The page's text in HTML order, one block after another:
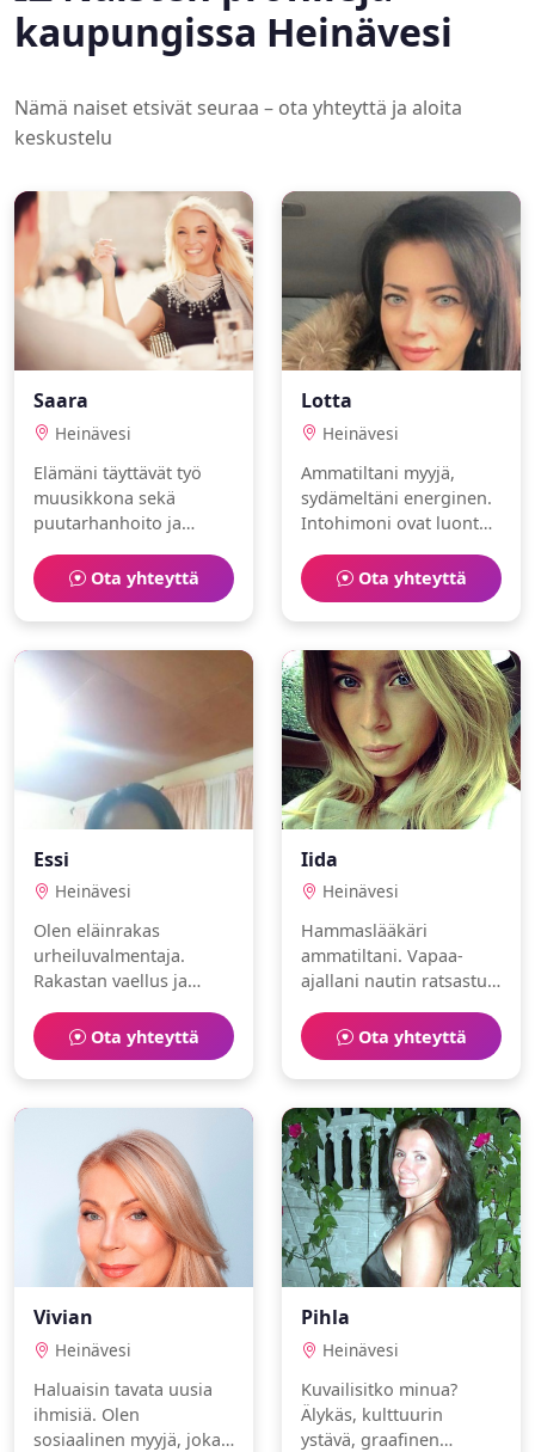
kaupungissa Heinävesi
Nämä naiset etsivät seuraa – ota yhteyttä ja aloita
keskustelu
Saara
Heinävesi
Elämäni täyttävät työ
muusikkona sekä
puutarhanhoito ja
empaattinen.Ota yhteyttä
Lotta
Heinävesi
Ammatiltani myyjä,
sydämeltäni energinen.
Intohimoni ovat luonto
löytää jonkun jakamaan
arjen ilot.
Ota yhteyttä
Essi
Heinävesi
Olen eläinrakas
urheiluvalmentaja.
Rakastan vaellus ja
löytää jonkun jakamaan
arjen ilot.
Ota yhteyttä
Iida
Heinävesi
Hammaslääkäri
ammatiltani. Vapaa-
ajallani nautin ratsastus
kunnianhimoinen ja
empaattinen. Haluaisin
löytää jonkun jakamaan
arjen ilot.
Ota yhteyttä
Vivian
Heinävesi
Haluaisin tavata uusia
ihmisiä. Olen
sosiaalinen myyjä, joka
Pihla
Heinävesi
Kuvailisitko minua?
Älykäs, kulttuurin
ystävä, graafinen